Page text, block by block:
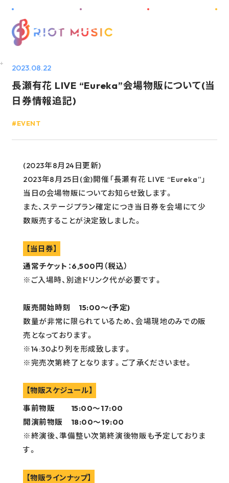
HOME
ARTIST
DISCOGRAPHY
AUDITION
GOODS
RECRUIT
CONTACT
GUIDELINE
PRIVACY POLICY
INFORMATION SECURITY POLICY
2023.08.22
EVENT
長瀬有花 LIVE “Eureka”会場物販について(当
日券情報追記)
(2023年8月24日更新)
2023年8月25日(金)開催「長瀬有花 LIVE “Eureka”」
当日の会場物販についてお知らせ致します。
また、ステージプラン確定につき当日券を会場にて少
数販売することが決定致しました。
【当日券】
通常チケット：6,500円（税込）
※ご入場時、別途ドリンク代が必要です。
販売開始時刻 15:00〜(予定)
数量が非常に限られているため、会場現地のみでの販
売となっております。
※14:30より列を形成致します。
※完売次第終了となります。ご了承くださいませ。
【物販スケジュール】
事前物販 15:00〜17:00
開演前物販 18:00〜19:00
※終演後、準備整い次第終演後物販も予定しておりま
す。
【物販ラインナップ】